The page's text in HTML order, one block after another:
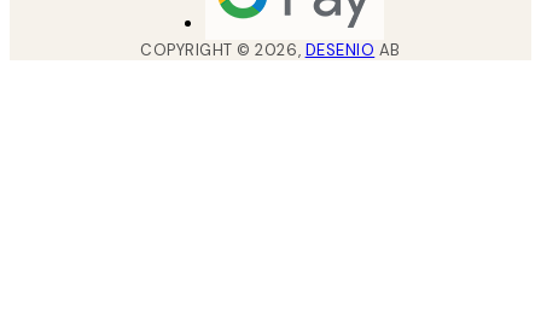
COPYRIGHT ©2026, DESENIO AB